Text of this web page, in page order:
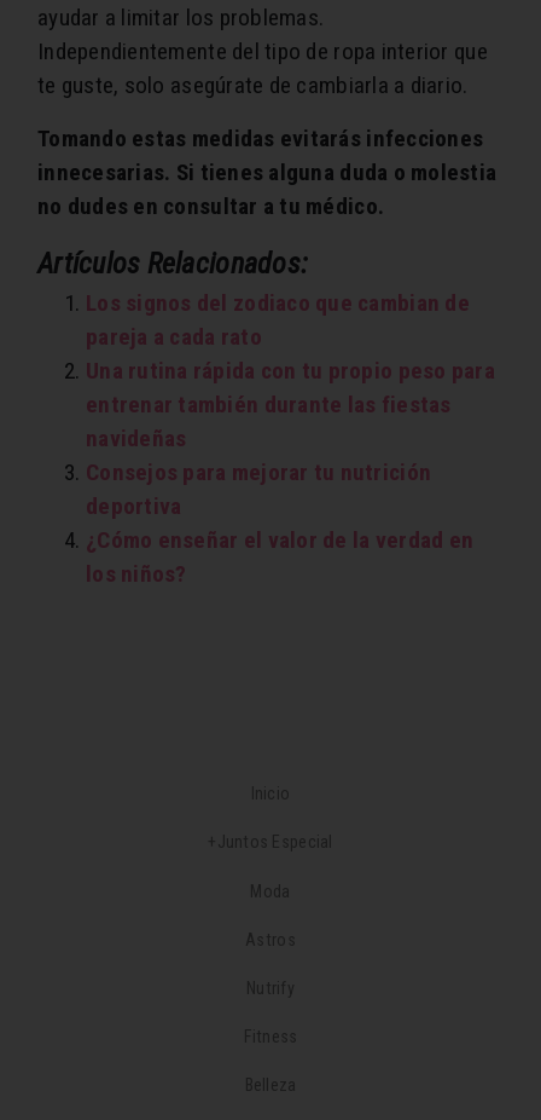
ayudar a limitar los problemas.
Independientemente del tipo de ropa interior que
te guste, solo asegúrate de cambiarla a diario.
Tomando estas medidas evitarás infecciones
innecesarias. Si tienes alguna duda o molestia
no dudes en consultar a tu médico.
Artículos Relacionados:
Los signos del zodiaco que cambian de
pareja a cada rato
Una rutina rápida con tu propio peso para
entrenar también durante las fiestas
navideñas
Consejos para mejorar tu nutrición
deportiva
¿Cómo enseñar el valor de la verdad en
los niños?
Inicio
+Juntos Especial
Moda
Astros
Nutrify
Fitness
Belleza